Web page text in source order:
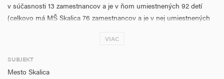
v súčasnosti 13 zamestnancov a je v ňom umiestnených 92 detí
(celkovo má MŠ Skalica 76 zamestnancov a je v nej umiestnených
Pod kalváriou realizované nasledovné aktivity :
prestavba hospodárskeho pavilónu na triedu - ,
odstránenie havarijného stavu podlahových konštrukcií
VIAC
SUBJEKT
Mesto Skalica